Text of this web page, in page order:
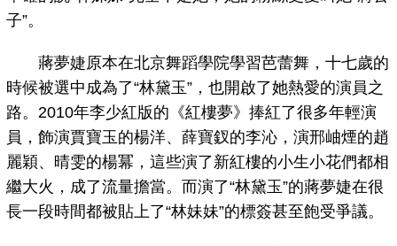
子”。
蔣夢婕原本在北京舞蹈學院學習芭蕾舞，十七歲的
時候被選中成為了“林黛玉”，也開啟了她熱愛的演員之
路。2010年李少紅版的《紅樓夢》捧紅了很多年輕演
員，飾演賈寶玉的楊洋、薛寶釵的李沁，演邢岫煙的趙
麗穎、晴雯的楊冪，這些演了新紅樓的小生小花們都相
繼大火，成了流量擔當。而演了“林黛玉”的蔣夢婕在很
長一段時間都被貼上了“林妹妹”的標簽甚至飽受爭議。